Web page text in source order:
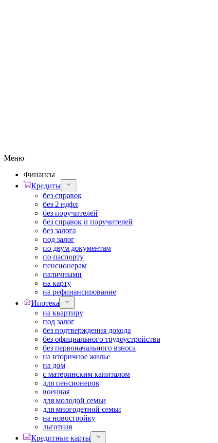
Меню
Финансы
Кредиты
без справок
без 2 ндфл
без поручителей
без справок и поручителей
без залога
под залог
по двум документам
по паспорту
пенсионерам
наличными
на карту
на рефинансирование
Ипотека
на квартиру
под залог
без подтверждения дохода
без официального трудоустройства
без первоначального взноса
на вторичное жилье
на дом
с материнским капиталом
для пенсионеров
военная
для молодой семьи
для многодетной семьи
на новостройку
льготная
Кредитные карты